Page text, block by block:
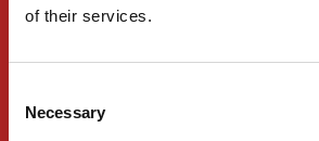
of their services.
Selection
Necessary
Request a quote